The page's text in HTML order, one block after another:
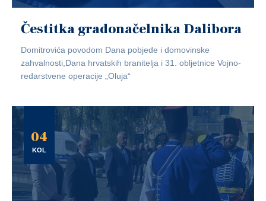
Čestitka gradonačelnika Dalibora
Domitrovića povodom Dana pobjede i domovinske
zahvalnosti,Dana hrvatskih branitelja i 31. obljetnice Vojno-
redarstvene operacije „Oluja“
04
KOL